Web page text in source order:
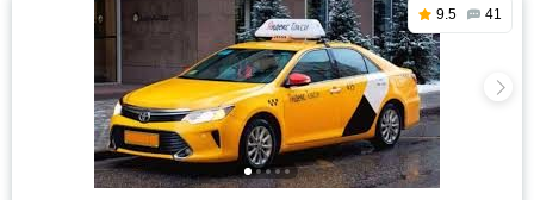
9.5 41